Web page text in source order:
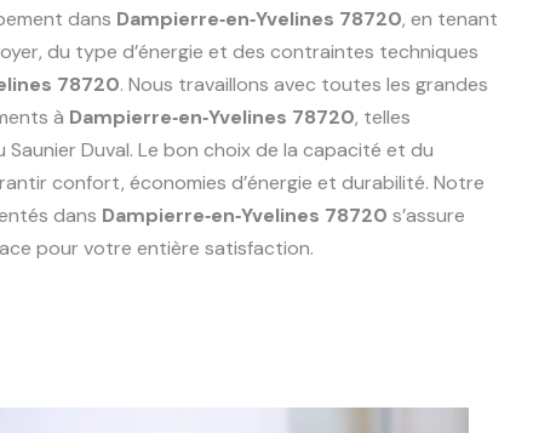
dans Dampierre‑en‑Yvelines 78720, en tenant
du type d’énergie et des contraintes techniques
78720. Nous travaillons avec toutes les grandes
à Dampierre‑en‑Yvelines 78720, telles
Saunier Duval. Le bon choix de la capacité et du
confort, économies d’énergie et durabilité. Notre
dans Dampierre‑en‑Yvelines 78720 s’assure
pour votre entière satisfaction.